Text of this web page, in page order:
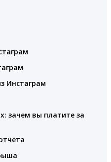
Инстаграм
зачем вы платите за